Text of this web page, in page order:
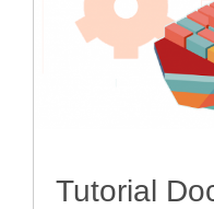
Tutorial